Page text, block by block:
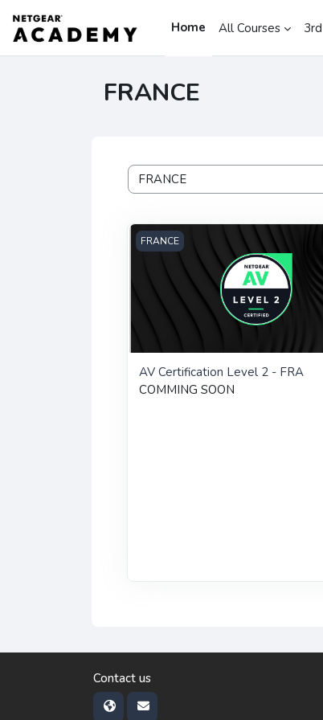
Home
All Courses
FRANCE
Course categories
AV Certification Level 2 - FRA
FRANCE
AV Certification Level 2 - FRA
COMMING SOON
Contact us